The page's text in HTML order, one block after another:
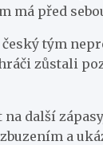
má před
český tým
zůstali
na další
a